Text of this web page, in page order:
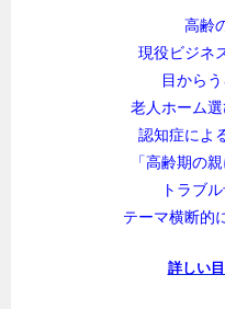
高齢
現役ビジネ
目からう
老人ホーム選
認知症によ
「高齢期の
トラブ
テーマ横断的
詳しい